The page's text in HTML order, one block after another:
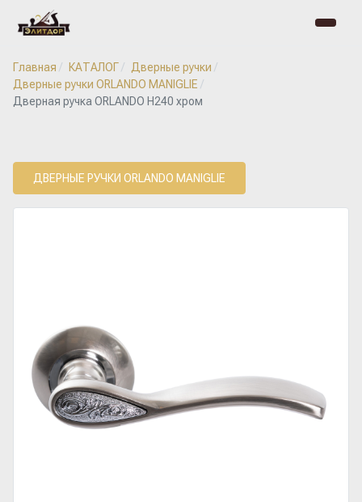
Главная КАТАЛОГ
Дверные ручки
Дверные ручки ORLANDO MANIGLIE
Дверная ручка ORLANDO H240 хром
ДВЕРНЫЕ РУЧКИ ORLANDO MANIGLIE